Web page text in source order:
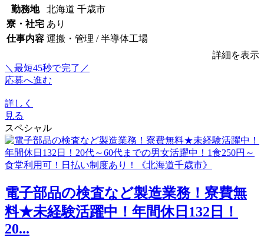
勤務地
北海道 千歳市
寮・社宅 あり
仕事内容 運搬・管理 / 半導体工場
詳細を表示
＼最短45秒で完了／
応募へ進む
詳しく
見る
スペシャル
電子部品の検査など製造業務！寮費無
料★未経験活躍中！年間休日132日！
20...